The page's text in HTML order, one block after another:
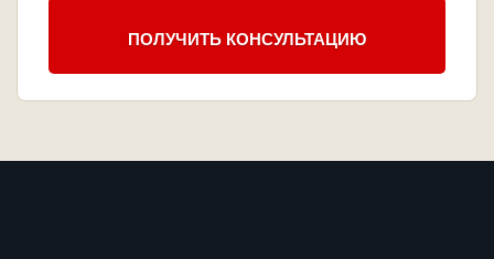
ПОЛУЧИТЬ КОНСУЛЬТАЦИЮ